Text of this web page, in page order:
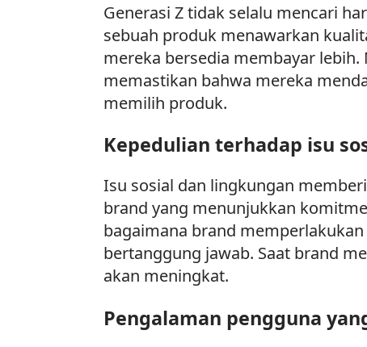
Generasi Z tidak selalu mencari
sebuah produk menawarkan
mereka bersedia membayar
memastikan bahwa mereka
memilih produk.
Kepedulian terhadap isu
Isu sosial dan lingkungan
brand yang menunjukkan
bagaimana brand
bertanggung jawab. Saat brand
akan meningkat.
Pengalaman pengguna